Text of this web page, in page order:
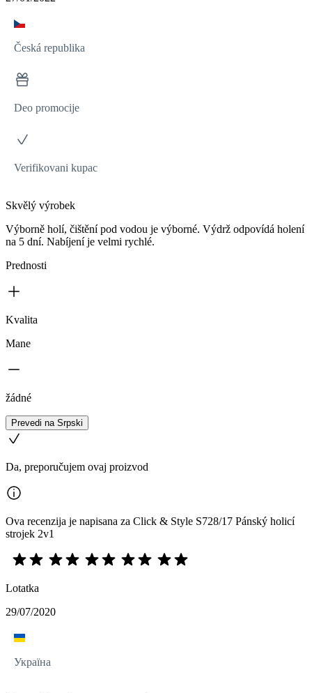
Česká republika
Deo promocije
Verifikovani kupac
Skvělý výrobek
Výborně holí, čištění pod vodou je výborné. Výdrž odpovídá holení
na 5 dní. Nabíjení je velmi rychlé.
Prednosti
Kvalita
Mane
žádné
Prevedi na Srpski
Da, preporučujem ovaj proizvod
Ova recenzija je napisana za Click & Style S728/17 Pánský holicí
strojek 2v1
Lotatka
29/07/2020
Україна